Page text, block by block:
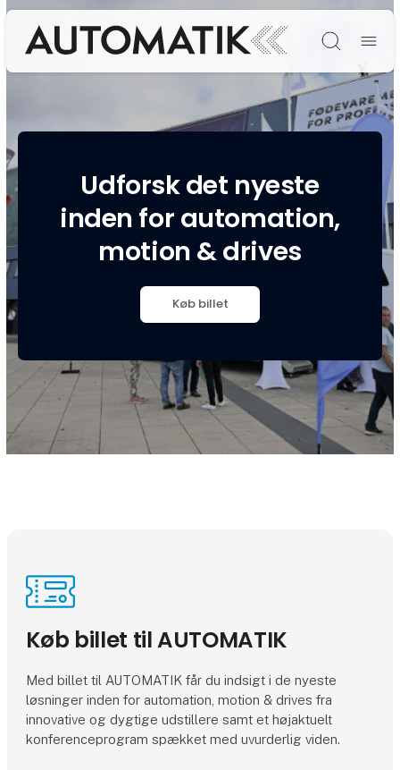
Søg
Udforsk det nyeste
inden for automation,
motion & drives
Køb billet
Køb billet til AUTOMATIK
Med billet til AUTOMATIK får du indsigt i de nyeste
løsninger inden for automation, motion & drives fra
innovative og dygtige udstillere samt et højaktuelt
konferenceprogram spækket med uvurderlig viden.